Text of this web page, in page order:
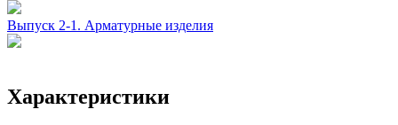
Выпуск 2-1. Арматурные изделия
Характеристики